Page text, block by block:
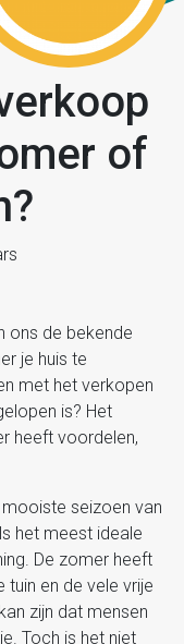
of
ons de bekende
je huis te
met het verkopen
is? Het
heeft voordelen,
seizoen van
het meest ideale
De zomer heeft
tuin en de vele vrije
zijn dat mensen
Toch is het niet